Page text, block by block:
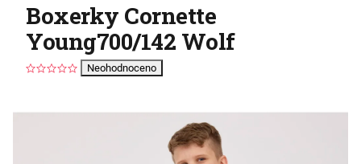
Boxerky Cornette
Young700/142 Wolf
Neohodnoceno